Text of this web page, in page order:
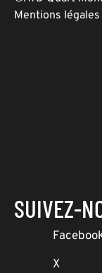
Mentions légales
SUIVEZ-
X